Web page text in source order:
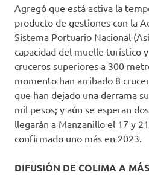
Agregó que está activa la
producto de gestiones con la
Sistema Portuario Nacional
capacidad del muelle turístico
cruceros superiores a 300
momento han arribado 8
que han dejado una derrama
mil pesos; y aún se esperan
llegarán a Manzanillo el 17 y
confirmado uno más en 2023.
DIFUSIÓN DE COLIMA A